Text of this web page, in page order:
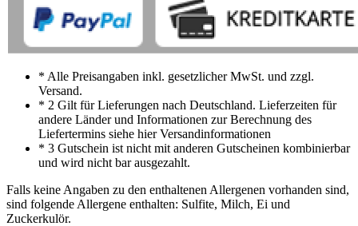
* Alle Preisangaben inkl. gesetzlicher MwSt. und zzgl.
Versand.
* 2 Gilt für Lieferungen nach Deutschland. Lieferzeiten für
andere Länder und Informationen zur Berechnung des
Liefertermins siehe hier Versandinformationen
* 3 Gutschein ist nicht mit anderen Gutscheinen kombinierbar
und wird nicht bar ausgezahlt.
Falls keine Angaben zu den enthaltenen Allergenen vorhanden sind,
sind folgende Allergene enthalten: Sulfite, Milch, Ei und
Zuckerkulör.